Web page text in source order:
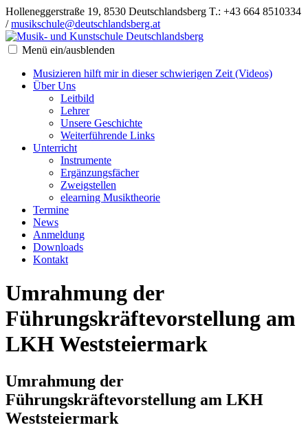
Holleneggerstraße 19, 8530 Deutschlandsberg T.: +43 664 8510334
/musikschule@deutschlandsberg.at
Menü ein/ausblenden
Musizieren hilft mir in dieser schwierigen Zeit (Videos)
Über Uns
Leitbild
Lehrer
Unsere Geschichte
Weiterführende Links
Unterricht
Instrumente
Ergänzungsfächer
Zweigstellen
elearning Musiktheorie
Termine
News
Anmeldung
Downloads
Kontakt
Umrahmung der
Führungskräftevorstellung am
LKH Weststeiermark
Umrahmung der
Führungskräftevorstellung am LKH
Weststeiermark